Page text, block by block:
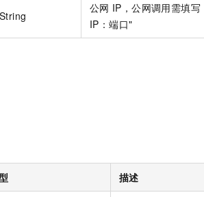
String
公网 IP，公网调用需填
IP：端口"
描述